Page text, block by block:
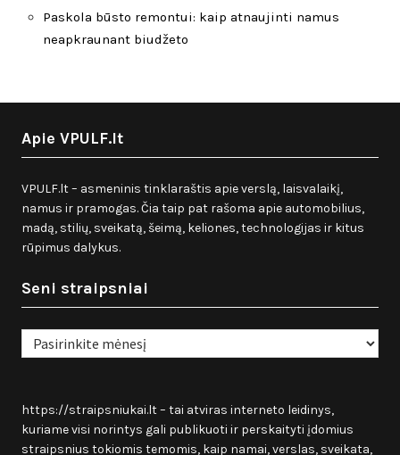
Paskola būsto remontui: kaip atnaujinti namus
neapkraunant biudžeto
Apie VPULF.lt
VPULF.lt – asmeninis tinklaraštis apie verslą, laisvalaikį,
namus ir pramogas. Čia taip pat rašoma apie automobilius,
madą, stilių, sveikatą, šeimą, keliones, technologijas ir kitus
rūpimus dalykus.
Seni straipsniai
Seni
straipsniai
https://straipsniukai.lt– tai atviras interneto leidinys,
kuriame visi norintys gali publikuoti ir perskaityti įdomius
straipsnius tokiomis temomis, kaip namai, verslas, sveikata,